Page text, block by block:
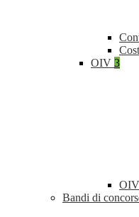
OIV 3
Bandi di